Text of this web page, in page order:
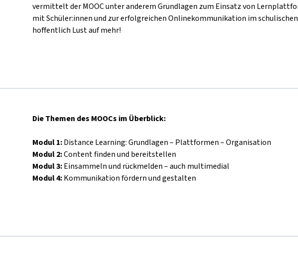
vermittelt der MOOC unter anderem Grundlagen zum Einsatz von
mit Schüler:innen und zur erfolgreichen Onlinekommunikation im
hoffentlich Lust auf mehr!
Die Themen des MOOCs im Überblick:
Modul 1:Distance Learning: Grundlagen– Plattformen–Organisation
Modul 2:Content finden und bereitstellen
Modul 3:Einsammeln und rückmelden–auch multimedial
Modul 4:Kommunikation fördern und gestalten